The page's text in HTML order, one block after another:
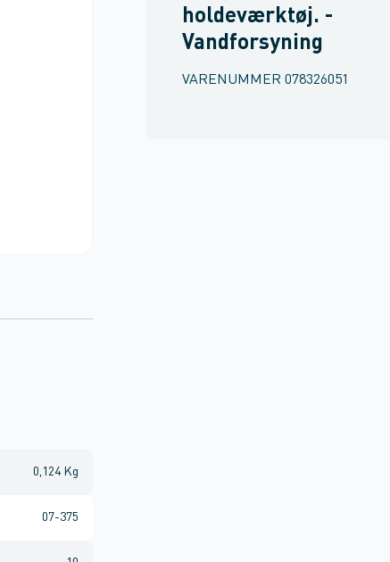
holdeværktøj. -
Vandforsyning
VARENUMMER 078326051
0,124 Kg
07-375